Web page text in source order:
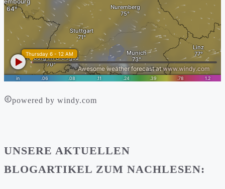
powered by windy.com
UNSERE AKTUELLEN
BLOGARTIKEL ZUM NACHLESEN: